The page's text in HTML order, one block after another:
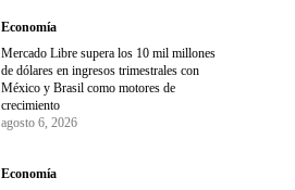
Economía
Mercado Libre supera los 10 mil millones
de dólares en ingresos trimestrales con
México y Brasil como motores de
crecimiento
agosto 6, 2026
Economía